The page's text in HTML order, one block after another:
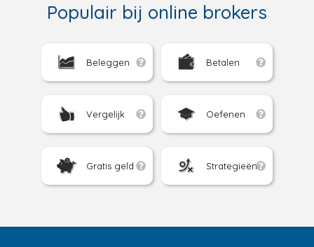
Populair bij online brokers
Beleggen Betalen
Vergelijk Oefenen
Gratis geld Strategieën